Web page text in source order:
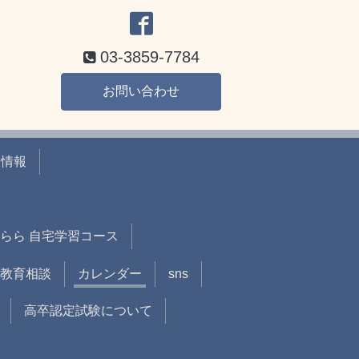
03-3859-7784
お問い合わせ
報
ら 自宅学習コース
教育相談 カレンダー sns
高卒認定試験について